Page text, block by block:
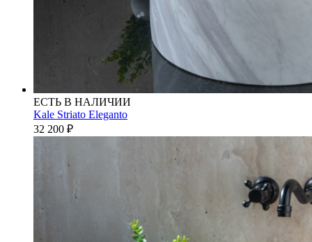
ЕСТЬ В НАЛИЧИИ
Kale Striato Eleganto
32 200 ₽